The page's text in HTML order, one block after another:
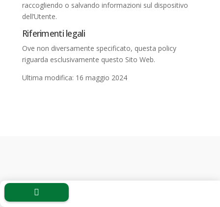
raccogliendo o salvando informazioni sul dispositivo
dell’Utente.
Riferimenti legali
Ove non diversamente specificato, questa policy
riguarda esclusivamente questo Sito Web.
Ultima modifica: 16 maggio 2024
